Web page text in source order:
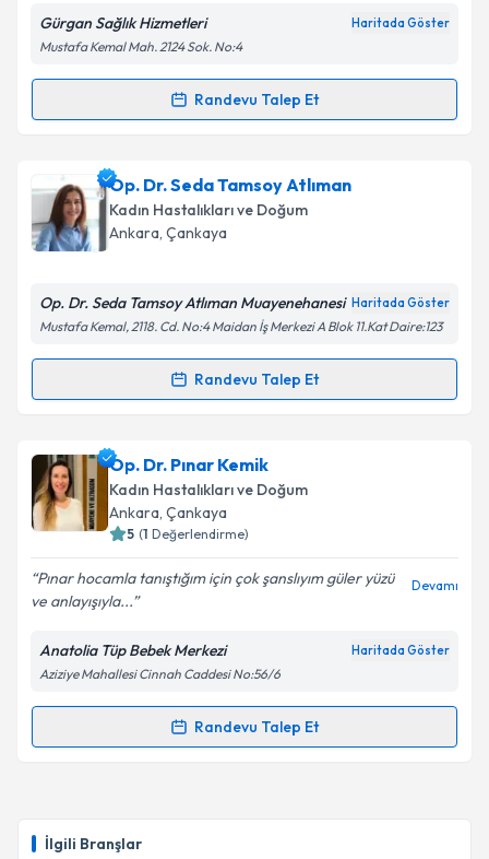
İlgili Branşlar
Gürgan Sağlık Hizmetleri Haritada Göster
Mustafa Kemal Mah. 2124 Sok. No:4
Randevu Talep Et
Randevu Takvimi Talebi
Prof. Dr. Timur Gürganiçin randevu takvimi talebi
oluşturun. Size bu uzmandan randevu almanız için bir
takvim hazırlandığında e-posta ile bilgilendireceğiz.
Kişisel verilerimin işlenmesine ilişkin
Metni'ni okudum ve kişisel verilerimin belirtilen
Takvim Talebini Gönder
Op. Dr. Seda Tamsoy Atlıman
Kadın Hastalıkları ve Doğum
Ankara, Çankaya
Op. Dr. Seda Tamsoy Atlıman Muayenehanesi Haritada Göster
Mustafa Kemal, 2118. Cd. No:4 Maidan İş Merkezi A Blok 11.Kat Daire:123
Randevu Talep Et
Randevu Takvimi Talebi
Op. Dr. Seda Tamsoy Atlıman
talebi oluşturun. Size bu uzmandan randevu almanız
için bir takvim hazırlandığında e-posta ile
bilgilendireceğiz.
E-posta Adresiniz
Kişisel verilerimin işlenmesine ilişkin
Metni'ni okudum ve kişisel verilerimin belirtilen
kapsamda işlenmesini kabul ediyorum.
Op. Dr. Pınar Kemik
Kadın Hastalıkları ve Doğum
Ankara, Çankaya
5 (1 Değerlendirme)
Pınar hocamla tanıştığım için çok şanslıyım güler yüzü
ve anlayışıyla...
Devamı
Anatolia Tüp Bebek Merkezi Haritada Göster
Aziziye Mahallesi Cinnah Caddesi No:56/6
Randevu Talep Et
Randevu Takvimi Talebi
takvim hazırlandığında e-posta ile bilgilendireceğiz.